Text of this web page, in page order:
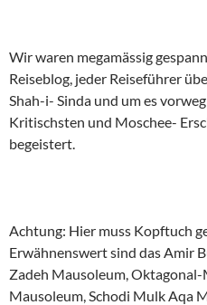
Wir waren megamässig
Reiseblog, jeder Reiseführer
Shah-i- Sinda und um es
Kritischsten und Moschee-
begeistert.
Achtung: Hier muss Kopftuch
Erwähnenswert sind das Amir
Zadeh Mausoleum,
Mausoleum, Schodi Mulk Aqa